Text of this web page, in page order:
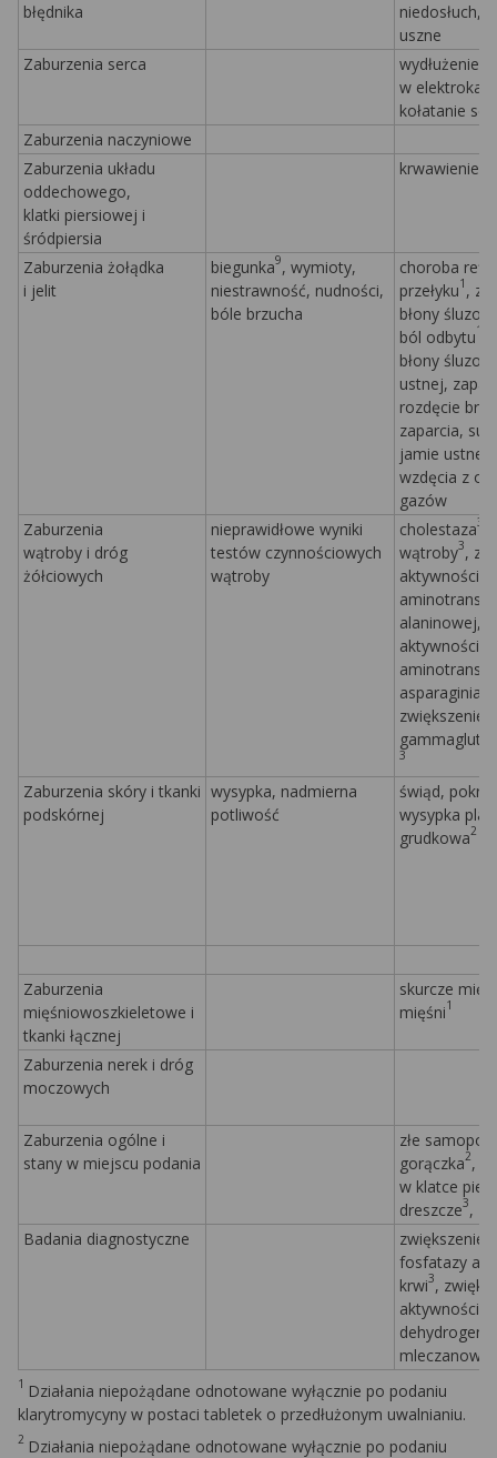
błędnika
niedosłuch,
uszne
Zaburzenia serca
wydłużenie
w
kołatanie
Zaburzenia naczyniowe
Zaburzenia układu
oddechowego,
klatki piersiowej i
śródpiersia
krwawienie z
Zaburzenia żołądka
i jelit
biegunka9, wymioty,
niestrawność, nudności,
bóle brzucha
choroba
przełyku1 ,
błony
ból odbytu1
błony
ustnej,
rozdęcie
zaparcia,
jamie
wzdęcia z
gazów
Zaburzenia
wątroby i dróg
żółciowych
nieprawidłowe wyniki
testów czynnościowych
wątroby
cholestaza3
wątroby3,
aktywności
alaninowej,
aktywności
zwiększenie
3
Zaburzenia skóry i tkanki
podskórnej
wysypka, nadmierna
potliwość
świąd,
wysypka
grudkowa2
Zaburzenia
mięśniowoszkieletowe i
tkanki łącznej
skurcze
mięśni1
Zaburzenia nerek i dróg
moczowych
Zaburzenia ogólne i
stany w miejscu podania
złe
gorączka2,
w klatce
dreszcze3,
Badania diagnostyczne
zwiększenie
fosfatazy
krwi3,
aktywności
1 Działania niepożądane odnotowane wyłącznie po podaniu
klarytromycyny w postaci tabletek o przedłużonym uwalnianiu.
2 Działania niepożądane odnotowane wyłącznie po podaniu